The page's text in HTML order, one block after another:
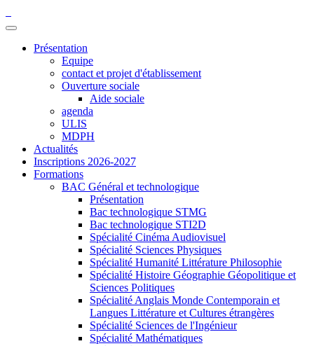
Présentation
Equipe
contact et projet d'établissement
Ouverture sociale
Aide sociale
agenda
ULIS
MDPH
Actualités
Inscriptions 2026-2027
Formations
BAC Général et technologique
Présentation
Bac technologique STMG
Bac technologique STI2D
Spécialité Cinéma Audiovisuel
Spécialité Sciences Physiques
Spécialité Humanité Littérature Philosophie
Spécialité Histoire Géographie Géopolitique et
Sciences Politiques
Spécialité Anglais Monde Contemporain et
Langues Littérature et Cultures étrangères
Spécialité Sciences de l'Ingénieur
Spécialité Mathématiques